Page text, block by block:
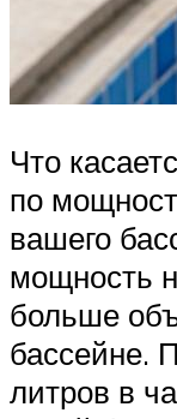
Что
по
вашего
мощность
больше
бассейне.
литров в